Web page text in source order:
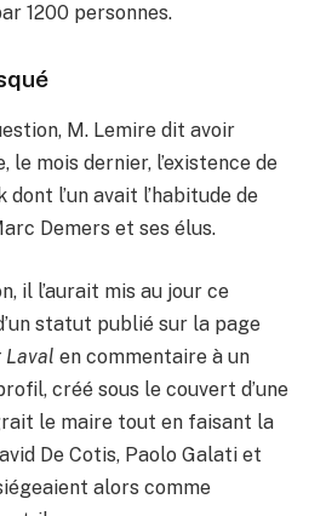
1200 personnes.
M. Lemire dit avoir
le mois dernier, l’existence de
l’un avait l’habitude de
Demers et ses élus.
il l’aurait mis au jour ce
statut publié sur la page
Laval en commentaire à un
créé sous le couvert d’une
le maire tout en faisant la
De Cotis, Paolo Galati et
alors comme